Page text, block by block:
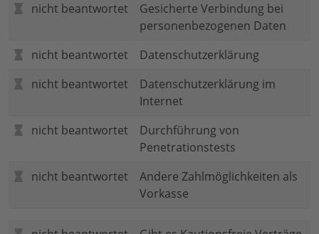
nicht beantwortet
Gesicherte Verbindung bei
personenbezogenen Daten
nicht beantwortet
Datenschutzerklärung
nicht beantwortet
Datenschutzerklärung im
Internet
nicht beantwortet
Durchführung von
Penetrationstests
nicht beantwortet
Andere Zahlmöglichkeiten als
Vorkasse